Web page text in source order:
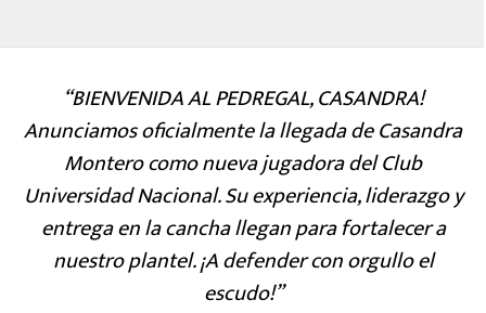
“BIENVENIDA AL PEDREGAL, CASANDRA!
Anunciamos oficialmente la llegada de Casandra
Montero como nueva jugadora del Club
Universidad Nacional. Su experiencia, liderazgo y
entrega en la cancha llegan para fortalecer a
nuestro plantel. ¡A defender con orgullo el
escudo!”